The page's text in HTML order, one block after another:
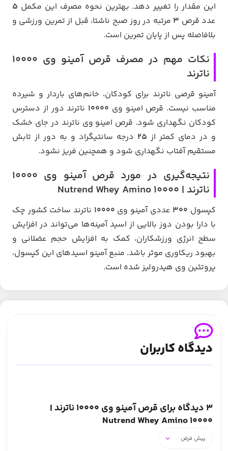
این مقدار را تغییر دهد. بهترین نحوه مصرف این مکمل 5
عدد قرص 3 مرتبه در روز صبح ناشتا، قبل از تمرین ورزشی و
بلافاصله پس از پایان تمرین است.
نکات مهم در مصرف قرص آمینو وی 10000
ناترند
آمینو قرصی ناترند برای کودکان، خانم‌های باردار و شیرده
مناسب نیست. قرص امینو وی 10000 ناترند دور از دسترس
کودکان نگهداری شود. قرص امینو وی ناترند در جای خشک
و در دمای کمتر از 25 درجه سانتیگراد و به دور از تابش
مستقیم آفتاب نگهداری شود و همچنین فریز نشود.
نتیجه‌گیری در مورد قرص آمینو وی 10000
ناترند | Nutrend Whey Amino 10000
کپسول 300 عددی آمینو وی 10000 ناترند ساخت کشور چک
با دارا بودن دوز بالایی از اسید آمینه‌ها می‌تواند در افزایش
سطح انرژی ورزشکاران، کمک به افزایش حجم عضلانی و
بهبود ریکاوری موثر باشد. منبع آمینو اسیدهای این کپسول،
پروتئین وی هیدرولیز شده است.
دیدگاه کاربران
3 دیدگاه برای
قرص آمینو وی 10000 ناترند |
Nutrend Whey Amino 10000